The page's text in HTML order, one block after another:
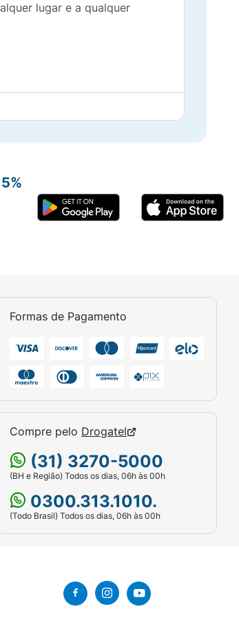
lugar e a qualquer
Formas de Pagamento
Compre pelo Drogatel
(31) 3270-5000
(BH e Região) Todos os dias, 06h às 00h
0300.313.1010.
(Todo Brasil) Todos os dias, 06h às 00h